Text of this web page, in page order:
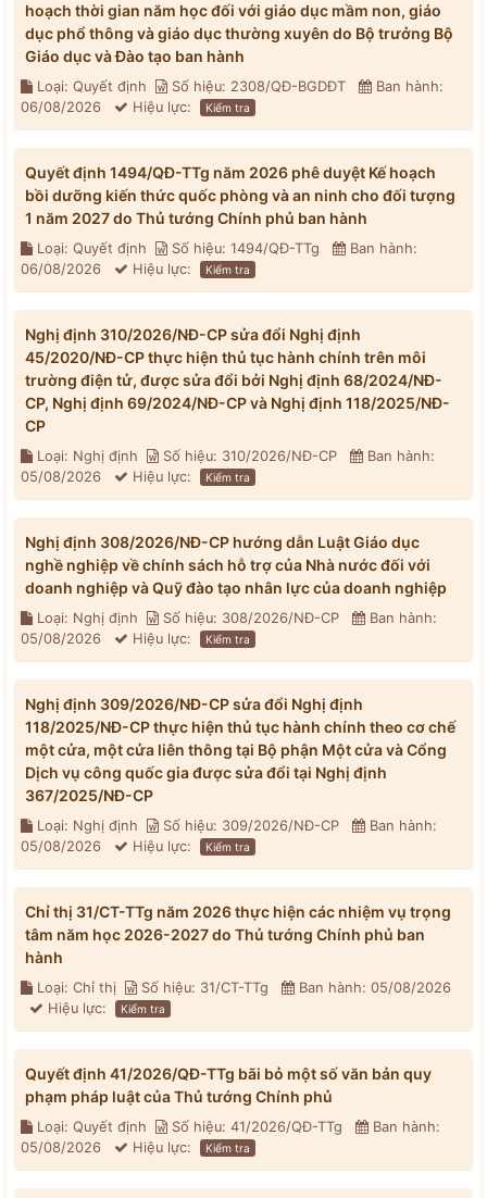
hoạch thời gian năm học đối với giáo dục mầm non, giáo
dục phổ thông và giáo dục thường xuyên do Bộ trưởng Bộ
Giáo dục và Đào tạo ban hành
Loại: Quyết định Số hiệu: 2308/QĐ-BGDĐT
Ban hành:
06/08/2026
Hiệu lực: Kiểm tra
Quyết định 1494/QĐ-TTg năm 2026 phê duyệt Kế hoạch
bồi dưỡng kiến thức quốc phòng và an ninh cho đối tượng
1 năm 2027 do Thủ tướng Chính phủ ban hành
Loại: Quyết định Số hiệu: 1494/QĐ-TTg
Ban hành:
06/08/2026
Hiệu lực: Kiểm tra
Nghị định 310/2026/NĐ-CP sửa đổi Nghị định
45/2020/NĐ-CP thực hiện thủ tục hành chính trên môi
trường điện tử, được sửa đổi bởi Nghị định 68/2024/NĐ-
CP, Nghị định 69/2024/NĐ-CP và Nghị định 118/2025/NĐ-
CP
Loại: Nghị định Số hiệu: 310/2026/NĐ-CP
Ban hành:
05/08/2026
Hiệu lực: Kiểm tra
Nghị định 308/2026/NĐ-CP hướng dẫn Luật Giáo dục
nghề nghiệp về chính sách hỗ trợ của Nhà nước đối với
doanh nghiệp và Quỹ đào tạo nhân lực của doanh nghiệp
Loại: Nghị định Số hiệu: 308/2026/NĐ-CP
Ban hành:
05/08/2026
Hiệu lực: Kiểm tra
Nghị định 309/2026/NĐ-CP sửa đổi Nghị định
118/2025/NĐ-CP thực hiện thủ tục hành chính theo cơ chế
một cửa, một cửa liên thông tại Bộ phận Một cửa và Cổng
Dịch vụ công quốc gia được sửa đổi tại Nghị định
367/2025/NĐ-CP
Loại: Nghị định Số hiệu: 309/2026/NĐ-CP
Ban hành:
05/08/2026
Hiệu lực: Kiểm tra
Chỉ thị 31/CT-TTg năm 2026 thực hiện các nhiệm vụ trọng
tâm năm học 2026-2027 do Thủ tướng Chính phủ ban
hành
Loại: Chỉ thị Số hiệu: 31/CT-TTg
Ban hành: 05/08/2026
Hiệu lực:
Kiểm tra
Quyết định 41/2026/QĐ-TTg bãi bỏ một số văn bản quy
phạm pháp luật của Thủ tướng Chính phủ
Loại: Quyết định Số hiệu: 41/2026/QĐ-TTg
Ban hành:
05/08/2026
Hiệu lực: Kiểm tra